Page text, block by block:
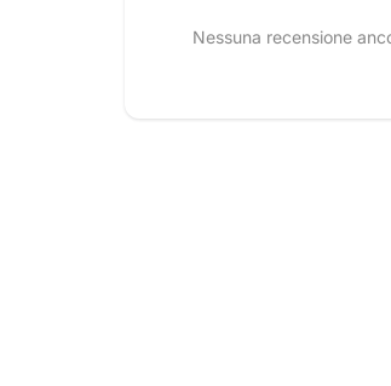
Nessuna recensione